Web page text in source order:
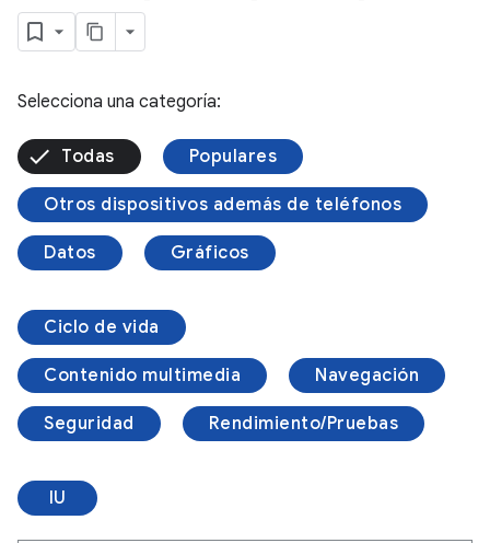
Selecciona una categoría:
Todas Populares
Otros dispositivos además de teléfonos
Datos Gráficos
Ciclo de vida
Contenido multimedia Navegación
Seguridad Rendimiento/Pruebas
IU